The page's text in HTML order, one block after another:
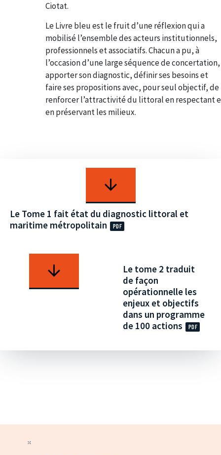
Ciotat.
Le Livre bleu est le fruit d’une réflexion qui a
mobilisé l’ensemble des acteurs institutionnels,
professionnels et associatifs. Chacun a pu, à
l’occasion d’une large séquence de concertation,
apporter son diagnostic, définir ses besoins et
faire ses propositions avec, pour seul objectif, de
renforcer l’attractivité du littoral en respectant
en préservant les milieux.
Le Tome 1 fait état du diagnostic littoral et
maritime métropolitain
Le tome 2 traduit
de façon
opérationnelle les
enjeux et objectifs
dans un programme
de 100 actions